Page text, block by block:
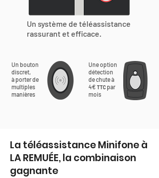
Un système de téléassistance
rassurant et efficace.
Un bouton
discret,
à porter de
multiples
manières
Une option
détection
de chute à
4€ TTC par
mois
La téléassistance Minifone à
LA REMUÉE, la combinaison
gagnante